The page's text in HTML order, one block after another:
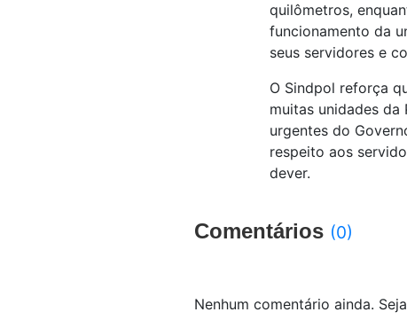
quilômetros,
funcionamento da
seus servidores e
O Sindpol reforça
muitas unidades
urgentes do
respeito aos
dever.
Comentários (0)
Nenhum comentário ainda.